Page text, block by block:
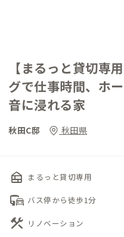
【まるっと貸切専
グで仕事時間、ホ
音に浸れる家
秋田C邸 秋田県
nest_multi_room まるっと貸切専用
commute バス停から徒歩1分
construction リノベーション